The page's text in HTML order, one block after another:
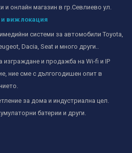
и онлайн магазин в гр.Севлиево ул.
и виж локация
системи за автомобили Toyota,
Dacia, Seat и много други..
изграждане и продажба на Wi-fi и IP
ние сме с дългогодишен опит в
за дома и индустриална цел.
батерии и други.